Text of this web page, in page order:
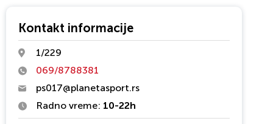
Kontakt informacije
1/229
069/8788381
ps017@planetasport.rs
Radno vreme: 10-22h